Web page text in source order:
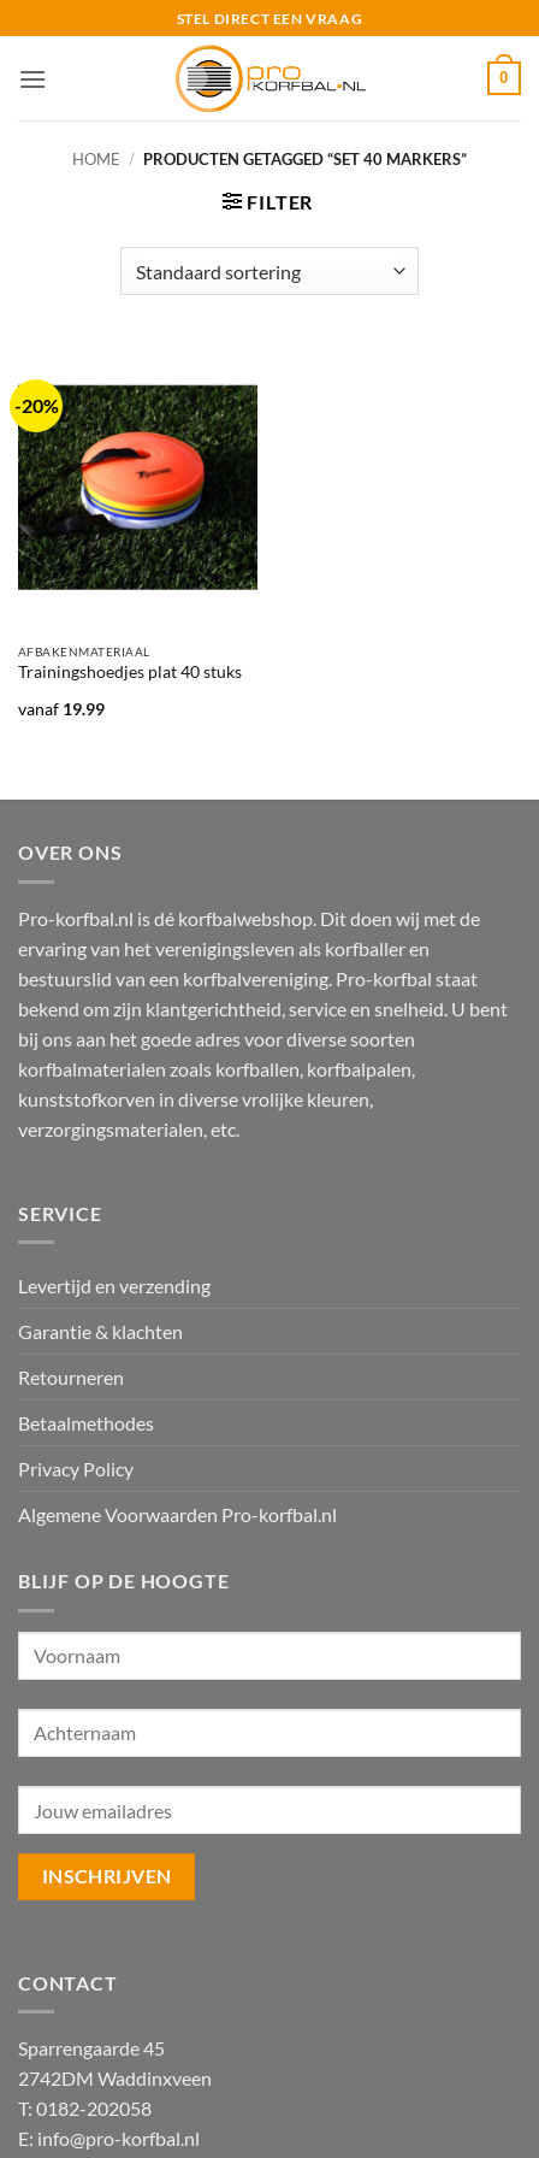
naar
inhoud
STEL DIRECT EEN VRAAG
0
HOME / PRODUCTEN GETAGGED “SET 40 MARKERS”
FILTER
-20%
AFBAKENMATERIAAL
Trainingshoedjes plat 40 stuks
vanaf 19.99
OVER ONS
Pro-korfbal.nl is dé korfbalwebshop. Dit doen wij met de
ervaring van het verenigingsleven als korfballer en
bestuurslid van een korfbalvereniging. Pro-korfbal staat
bekend om zijn klantgerichtheid, service en snelheid. U bent
bij ons aan het goede adres voor diverse soorten
korfbalmaterialen zoals korfballen, korfbalpalen,
kunststofkorven in diverse vrolijke kleuren,
verzorgingsmaterialen, etc.
SERVICE
Levertijd en verzending
Garantie & klachten
Retourneren
Betaalmethodes
Privacy Policy
Algemene Voorwaarden Pro-korfbal.nl
BLIJF OP DE HOOGTE
CONTACT
Sparrengaarde 45
2742DM Waddinxveen
T: 0182-202058
E: info@pro-korfbal.nl